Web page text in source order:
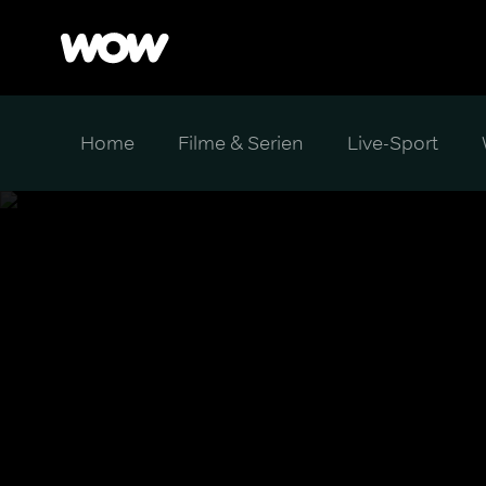
Home Filme & Serien Live-Sport